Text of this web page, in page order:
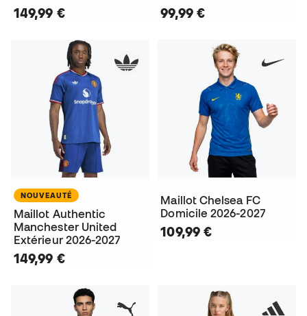
149,99 € 99,99 €
NOUVEAUTÉ
Maillot Authentic
Manchester United
Extérieur 2026-2027
149,99 €
Maillot Chelsea FC
Domicile 2026-2027
109,99 €